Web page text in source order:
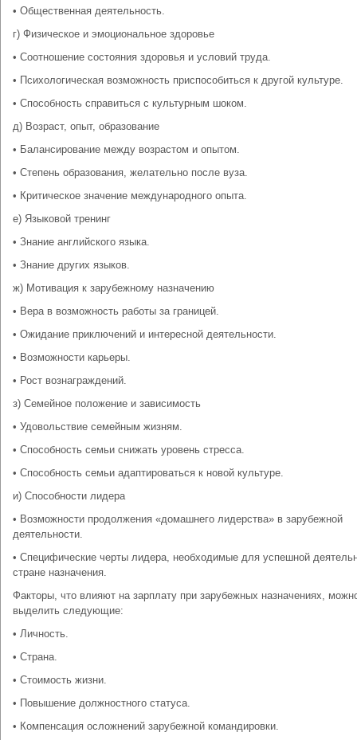
• Общественная деятельность.
г) Физическое и эмоциональное здоровье
• Соотношение состояния здоровья и условий труда.
• Психологическая возможность приспособиться к другой культуре.
• Способность справиться с культурным шоком.
д) Возраст, опыт, образование
• Балансирование между возрастом и опытом.
• Степень образования, желательно после вуза.
• Критическое значение международного опыта.
е) Языковой тренинг
• Знание английского языка.
• Знание других языков.
ж) Мотивация к зарубежному назначению
• Вера в возможность работы за границей.
• Ожидание приключений и интересной деятельности.
• Возможности карьеры.
• Рост вознаграждений.
з) Семейное положение и зависимость
• Удовольствие семейным жизням.
• Способность семьи снижать уровень стресса.
• Способность семьи адаптироваться к новой культуре.
и) Способности лидера
• Возможности продолжения «домашнего лидерства» в зарубежной
деятельности.
• Специфические черты лидера, необходимые для успешной
стране назначения.
Факторы, что влияют на зарплату при зарубежных назначениях,
выделить следующие:
• Личность.
• Страна.
• Стоимость жизни.
• Повышение должностного статуса.
• Компенсация осложнений зарубежной командировки.